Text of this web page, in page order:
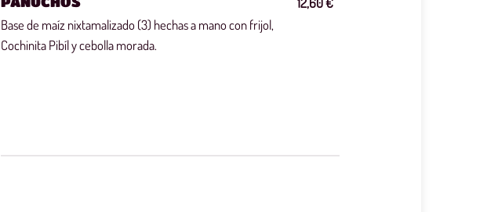
Base de maíz nixtamalizado (3) hechas a mano con frijol,
Cochinita Pibíl y cebolla morada.